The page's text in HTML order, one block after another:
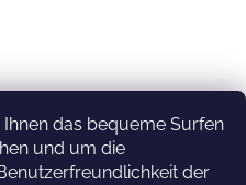
das bequeme Surfen
und um die
der
CZ